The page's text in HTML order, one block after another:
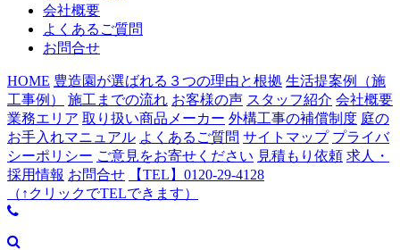
会社概要
よくあるご質問
お問合せ
HOME 豊造園が選ばれる３つの理由と根拠 生活提案例（施
工事例）
施工までの流れ お客様の声 スタッフ紹介 会社概要
業務エリア 取り扱い商品メーカー 外構工事の補償制度 庭の
お手入れマニュアル よくあるご質問 サイトマップ プライバ
シーポリシー ご意見をお寄せください 見積もり依頼 求人・
採用情報 お問合せ
【TEL】0120-29-4128
（↑クリックでTELできます）